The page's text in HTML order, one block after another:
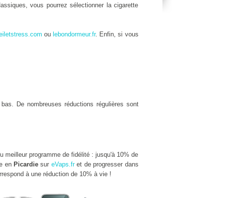
vous pourrez sélectionner la cigarette
ou lebondormeur.fr. Enfin, si vous
De nombreuses réductions régulières sont
meilleur programme de fidélité : jusqu'à 10% de
en Picardiesur eVaps.fret de progresser dans
à une réduction de 10% à vie !